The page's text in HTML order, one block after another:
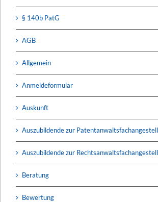
§ 140b PatG
AGB
Allgemein
Anmeldeformular
Auskunft
Auszubildende zur
Auszubildende zur
Beratung
Bewertung